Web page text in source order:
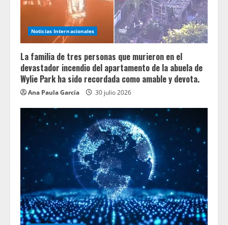
Noticias Internacionales
La familia de tres personas que murieron en el
devastador incendio del apartamento de la abuela de
Wylie Park ha sido recordada como amable y devota.
Ana Paula García 30 julio 2026